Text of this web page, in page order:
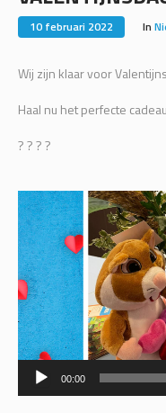
10 februari 2022 In
Wij zijn klaar voor
Haal nu het perfecte
? ? ? ?
Videospeler
00:00